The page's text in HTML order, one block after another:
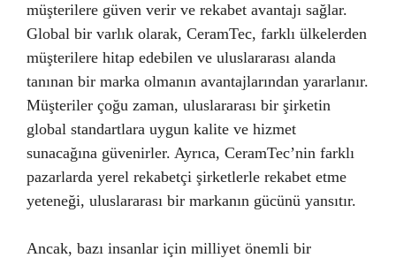
müşterilere güven verir ve rekabet avantajı sağlar.
Global bir varlık olarak, CeramTec, farklı ülkelerden
müşterilere hitap edebilen ve uluslararası alanda
tanınan bir marka olmanın avantajlarından yararlanır.
Müşteriler çoğu zaman, uluslararası bir şirketin
global standartlara uygun kalite ve hizmet
sunacağına güvenirler. Ayrıca, CeramTec’nin farklı
pazarlarda yerel rekabetçi şirketlerle rekabet etme
yeteneği, uluslararası bir markanın gücünü yansıtır.
Ancak, bazı insanlar için milliyet önemli bir